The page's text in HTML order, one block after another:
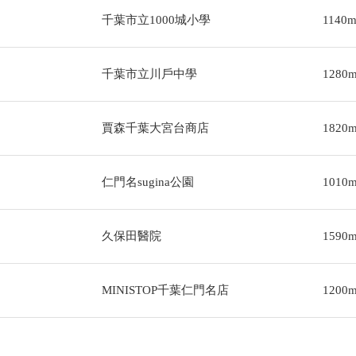
千葉市立1000城小學 1140m
千葉市立川戶中學 1280m
賈森千葉大宮台商店 1820m
仁門名sugina公園 1010m
久保田醫院 1590m
MINISTOP千葉仁門名店 1200m